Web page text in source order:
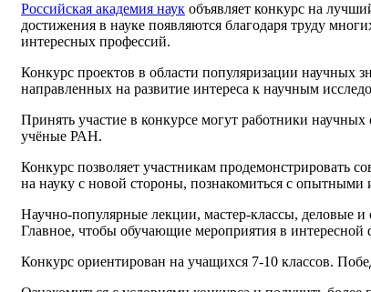
Российская академия наук объявляет конкурс на
достижения в науке появляются благодаря труду
интересных профессий.
Конкурс проектов в области популяризации
направленных на развитие интереса к научным
Принять участие в конкурсе могут работники
учёные РАН.
Конкурс позволяет участникам продемонстрировать
на науку с новой стороны, познакомиться с опытными
Научно-популярные лекции, мастер-классы, деловые
Главное, чтобы обучающие мероприятия в интересной
Конкурс ориентирован на учащихся 7-10 классов.